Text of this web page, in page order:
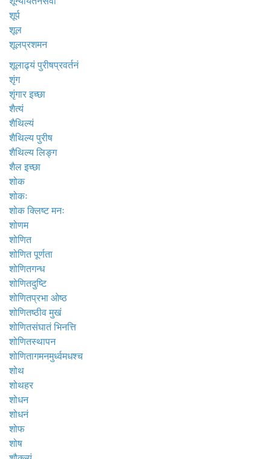
शूर्प
शूल
शूलप्रशमन
शूलाढ्यं पुरीषप्रवर्तनं
शृंग
शृंगार इच्छा
शैत्यं
शैथिल्यं
शैथिल्य पुरीष
शैथिल्य लिङ्ग
शैल इच्छा
शोक
शोकः
शोक क्लिष्ट मनः
शोणम
शोणित
शोणित पूर्णता
शोणितगन्ध
शोणितदुष्टि
शोणितप्रभा ओष्ठ
शोणितष्ठीव मुखं
शोणितसंघातं भिनत्ति
शोणितस्थापन
शोणितागमनमुर्ध्वमधश्च
शोथ
शोथहर
शोधन
शोधनं
शोफ
शोष